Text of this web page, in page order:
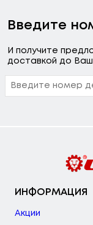
Введите
И получите
доставкой до
ИНФОРМАЦИЯ
Акции